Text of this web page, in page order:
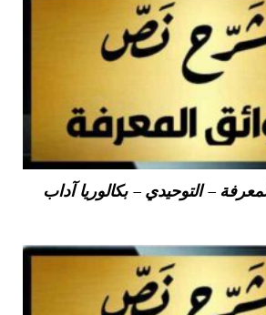
– التوحيدي – بكالوريا آداب